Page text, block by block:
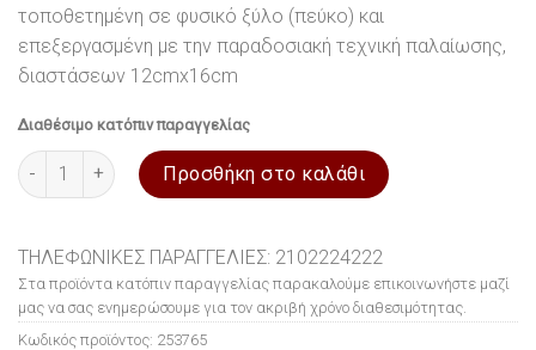
τοποθετημένη σε φυσικό ξύλο (πεύκο) και
επεξεργασμένη με την παραδοσιακή τεχνική παλαίωσης,
διαστάσεων 12cmx16cm
Διαθέσιμο κατόπιν παραγγελίας
Εικόνα ξύλινη σε λιθογραφία Παναγία Βρεφοκρατούσα
Προσθήκη στο καλάθι
ΤΗΛΕΦΩΝΙΚΕΣ ΠΑΡΑΓΓΕΛΙΕΣ: 2102224222
Στα προϊόντα κατόπιν παραγγελίας παρακαλούμε επικοινωνήστε μαζί
μας να σας ενημερώσουμε για τον ακριβή χρόνο διαθεσιμότητας.
Κωδικός προϊόντος: 253765